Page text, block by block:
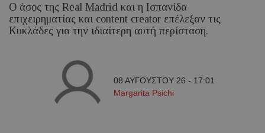
Ο άσος της Real Madrid και η Ισπανίδα
επιχειρηματίας και content creator επέλεξαν τις
Κυκλάδες για την ιδιαίτερη αυτή περίσταση.
08 ΑΥΓΟΥΣΤΟΥ 26 - 17:01
Margarita Psichi